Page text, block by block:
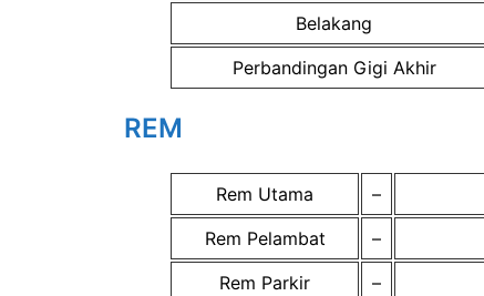
Belakang
Perbandingan Gigi Akhir
REM
Rem Utama –
Rem Pelambat
–
Rem Parkir
–